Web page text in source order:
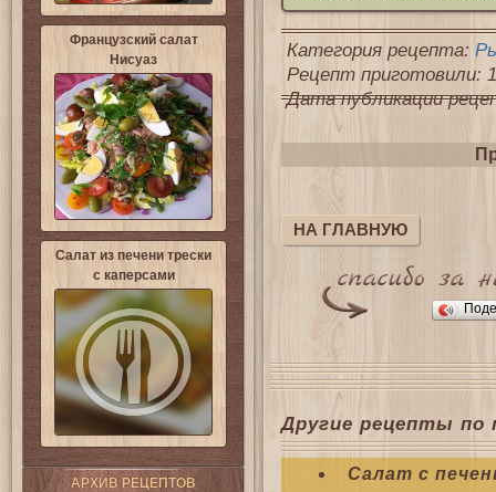
Французский салат
Нисуаз
Салат из печени трески
с каперсами
АРХИВ РЕЦЕПТОВ
Категория рецепта:
Рецепт приготовили:
Дата публикации
НА ГЛАВНУЮ
Другие рецепты по
Салат с